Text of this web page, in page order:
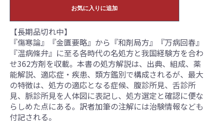
お気に入りに追加
【長期品切れ中】
『傷寒論』『金匱要略』から『和剤局方』『万病回春』
『温病條弁』に至る各時代の名処方と我国経験方を合わ
せ362方剤を収載。本書の処方解説は、出典、組成、薬
能解説、適応症・疾患、類方鑑別で構成されるが、最大
の特徴は、処方の適応となる症候、腹診所見、舌診所
見、脈診所見を人体図に表記し、処方選定と確認に便な
らしめた点にある。訳者加筆の注解には治験情報なども
付記される。